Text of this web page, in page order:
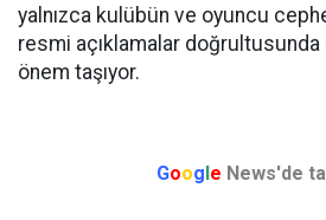
yalnızca kulübün ve oyuncu
resmi açıklamalar
önem taşıyor.
Google News'de